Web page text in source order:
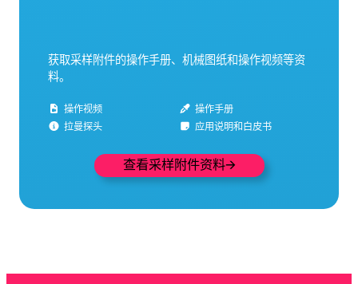
获取采样附件的操作手册、机械图纸和操作视频等资
料。
操作视频
拉曼探头
操作手册
应用说明和白皮书
查看采样附件资料🡪